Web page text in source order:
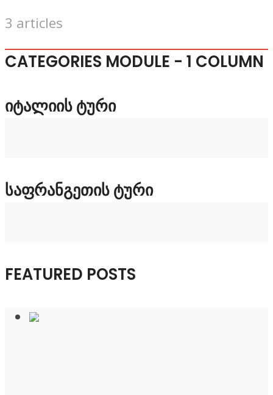
3 articles
CATEGORIES MODULE - 1 COLUMN
ᲘᲢᲐᲚᲘᲘᲡ ᲢᲣᲠᲘ
ᲡᲐᲤᲠᲐᲜᲒᲔᲗᲘᲡ ᲢᲣᲠᲘ
FEATURED POSTS